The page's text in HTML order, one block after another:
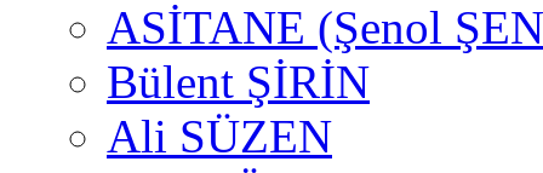
ASİTANE (Şenol
Bülent ŞİRİN
Ali SÜZEN